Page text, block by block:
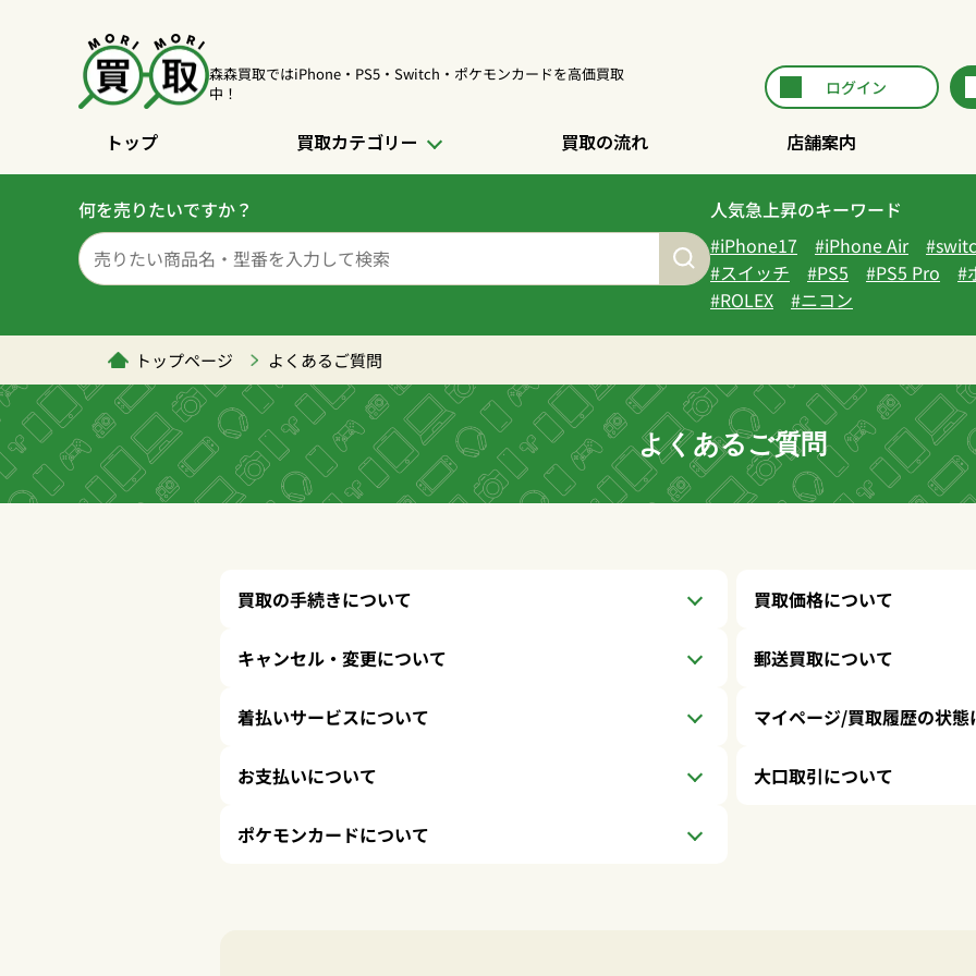
森森買取ではiPhone・PS5・Switch・ポケモンカードを高価買取
中！
ログイン
トップ 買取カテゴリー 買取の流れ 店舗案内
何を売りたいですか？
人気急上昇のキーワード
iPhone17
iPhone Air
スイッチ
PS5 PS5 Pro
ROLEX
ニコン
トップページ よくあるご質問
よくあるご質問
買取の手続きについて 買取価格について
キャンセル・変更について 郵送買取について
着払いサービスについて マイページ/買取履歴の状態
お支払いについて 大口取引について
ポケモンカードについて